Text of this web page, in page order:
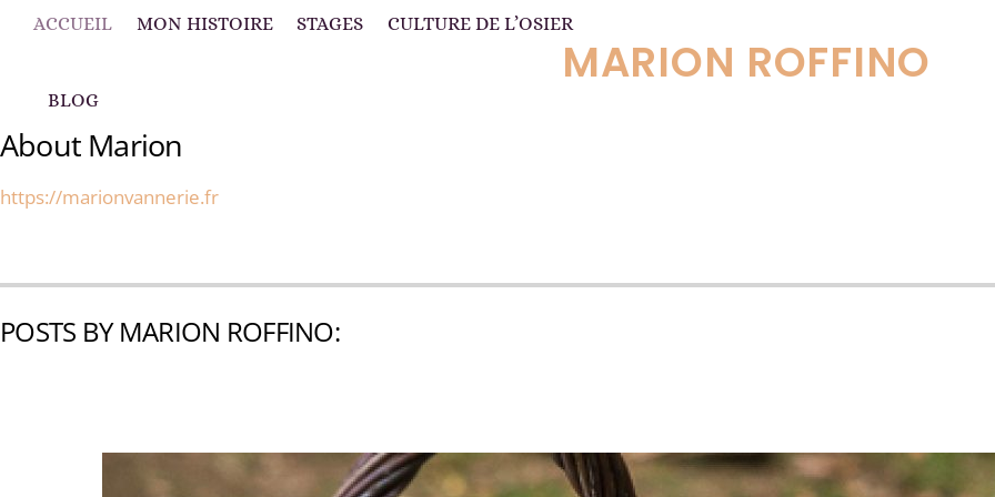
MARION ROFFINO
ACCUEIL MON HISTOIRE STAGES CULTURE DE L’OSIER
BLOG
About Marion
https://marionvannerie.fr
POSTS BY MARION ROFFINO: